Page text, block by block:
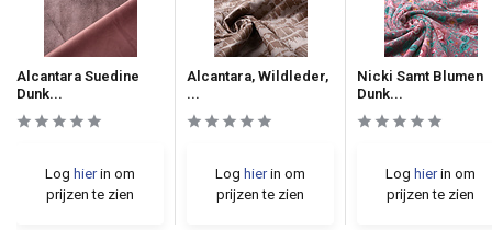
Alcantara Suedine
Dunk...
Log hierin om
prijzen te zien
Alcantara, Wildleder,
...
Log hierin om
prijzen te zien
Nicki Samt Blumen
Dunk...
Log hierin om
prijzen te zien